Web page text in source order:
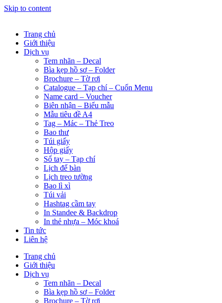
Skip to content
Trang chủ
Giới thiệu
Dịch vụ
Tem nhãn – Decal
Bìa kẹp hồ sơ – Folder
Brochure – Tờ rơi
Catalogue – Tạp chí – Cuốn Menu
Name card – Voucher
Biên nhận – Biểu mẫu
Mẫu tiêu đề A4
Tag – Mác – Thẻ Treo
Bao thư
Túi giấy
Hộp giấy
Sổ tay – Tạp chí
Lịch để bàn
Lịch treo tường
Bao lì xì
Túi vải
Hashtag cầm tay
In Standee & Backdrop
In thẻ nhựa – Móc khoá
Tin tức
Liên hệ
Trang chủ
Giới thiệu
Dịch vụ
Tem nhãn – Decal
Bìa kẹp hồ sơ – Folder
Brochure – Tờ rơi